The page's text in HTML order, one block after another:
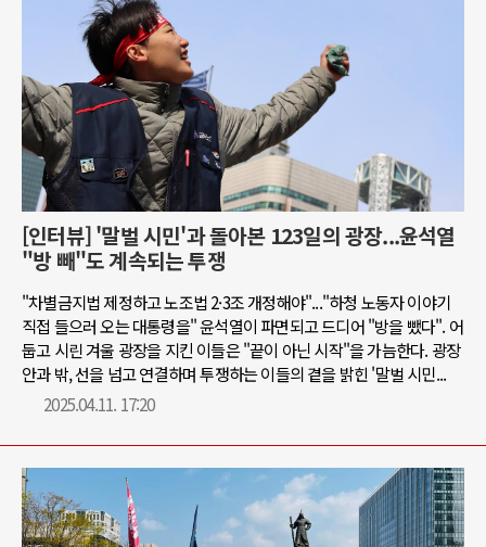
[인터뷰] '말벌 시민'과 돌아본 123일의 광장...윤석열
"방 빼"도 계속되는 투쟁
"차별금지법 제정하고 노조법 2·3조 개정해야"..."하청 노동자 이야기
직접 들으러 오는 대통령을" 윤석열이 파면되고 드디어 "방을 뺐다". 어
둡고 시린 겨울 광장을 지킨 이들은 "끝이 아닌 시작"을 가늠한다. 광장
안과 밖, 선을 넘고 연결하며 투쟁하는 이들의 곁을 밝힌 '말벌 시민...
2025.04.11. 17:20